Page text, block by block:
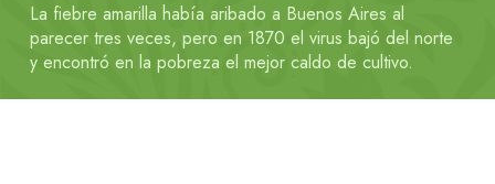
La fiebre amarilla había aribado a Buenos Aires al
parecer tres veces, pero en 1870 el virus bajó del norte
y encontró en la pobreza el mejor caldo de cultivo.